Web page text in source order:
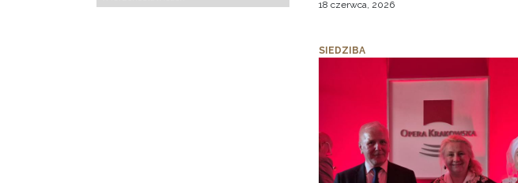
18 czerwca, 2026
SIEDZIBA